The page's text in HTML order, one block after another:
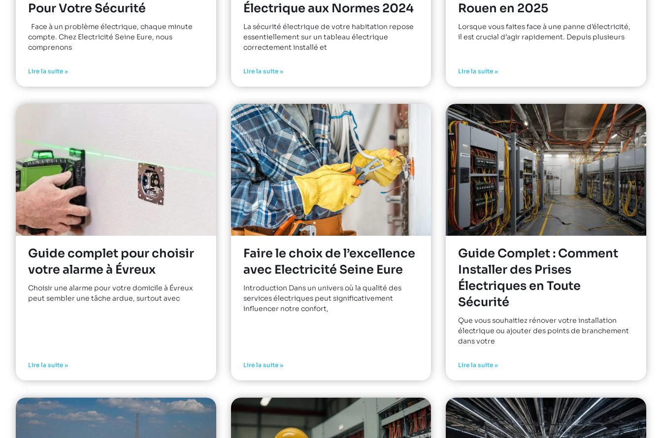
Pour Votre Sécurité
Face à un problème électrique, chaque minute
compte. Chez Electricité Seine Eure, nous
comprenons
Lire la suite »
Électrique aux Normes 2024
La sécurité électrique de votre habitation repose
essentiellement sur un tableau électrique
correctement installé et
Lire la suite »
Rouen en 2025
Lorsque vous faites face à une panne d’électricité,
il est crucial d’agir rapidement. Depuis plusieurs
Lire la suite »
Guide complet pour choisir
votre alarme à Évreux
Choisir une alarme pour votre domicile à Évreux
peut sembler une tâche ardue, surtout avec
Lire la suite »
Faire le choix de l’excellence
avec Electricité Seine Eure
Introduction Dans un univers où la qualité des
services électriques peut significativement
influencer notre confort,
Lire la suite »
Guide Complet : Comment
Installer des Prises
Électriques en Toute
Sécurité
Que vous souhaitiez rénover votre installation
électrique ou ajouter des points de branchement
dans votre
Lire la suite »